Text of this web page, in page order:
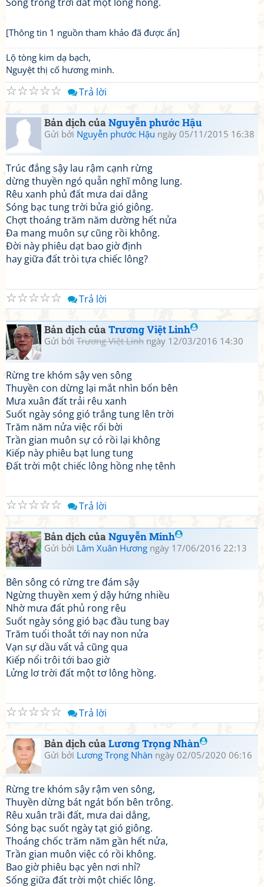
[Thông tin 1 nguồn tham khảo đã được ẩn]
Lộ tòng kim dạ bạch,
Nguyệt thị cố hương minh.
☆
☆
☆
☆
☆ Trả lời
Bản dịch củaNguyễn phước Hậu
Gửi bởi Nguyễn phước Hậu ngày 05/11/2015 16:38
Trúc đắng sậy lau rậm cạnh rừng
dừng thuyền ngó quẫn nghĩ mông lung.
Rêu xanh phủ đất mưa dai dẳng
Sóng bạc tung trời bửa gió giông.
Chợt thoáng trăm năm dường hết nửa
Đa mang muôn sự cũng rồi không.
Đời này phiêu dạt bao giờ định
hay giữa đất tròi tựa chiếc lông?
☆
☆
☆
☆
☆ Trả lời
Bản dịch củaTrương Việt Linh
Gửi bởi Trương Việt Linh ngày 12/03/2016 14:30
Rừng tre khóm sậy ven sông
Thuyền con dừng lại mắt nhìn bốn bên
Mưa xuân đất trải rêu xanh
Suốt ngày sóng gió trắng tung lên trời
Trăm năm nửa việc rối bời
Trần gian muôn sự có rồi lại không
Kiếp này phiêu bạt lung tung
Đất trời một chiếc lông hồng nhẹ tênh
☆
☆
☆
☆
☆ Trả lời
Bản dịch củaNguyễn Minh
Gửi bởi Lâm Xuân Hương ngày 17/06/2016 22:13
Bên sông có rừng tre đám sậy
Ngừng thuyền xem ý dậy hứng nhiều
Nhờ mưa đất phủ rong rêu
Suốt ngày sóng gió bạc đầu tung bay
Trăm tuổi thoắt tới nay non nửa
Vạn sự dầu vất vả cũng qua
Kiếp nổi trôi tới bao giờ
Lửng lơ trời đất một tơ lông hồng.
☆
☆
☆
☆
☆ Trả lời
Bản dịch củaLương Trọng Nhàn
Gửi bởi Lương Trọng Nhàn ngày 02/05/2020 06:16
Rừng tre khóm sậy rậm ven sông,
Thuyền dừng bát ngát bốn bên trông.
Rêu xuân trãi đất, mưa dai dẳng,
Sóng bạc suốt ngày tạt gió giông.
Thoáng chốc trăm năm gần hết nửa,
Trần gian muôn việc có rồi không.
Bao giờ phiêu bạc yên nơi nhỉ?
Sống giữa đất trời một chiếc lông.